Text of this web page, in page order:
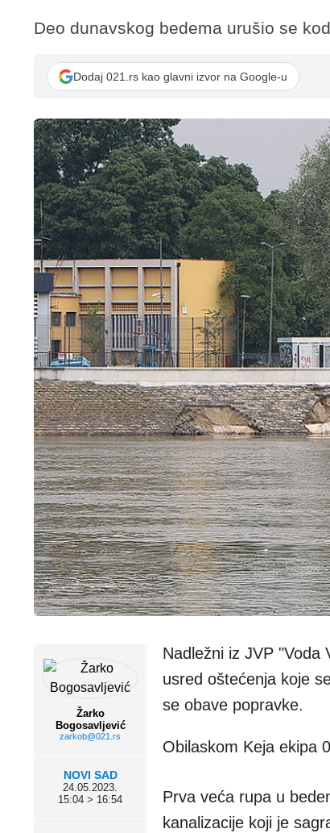
Žarko
Bogosavljević
zarkob@021.rs
NOVI SAD
24.05.2023.
15:04 > 16:54
Deo dunavskog bedema urušio se
Dodaj 021.rs kao glavni izvor na Google-u
Nadležni iz JVP "Voda
usred oštećenja koje
se obave popravke.
Obilaskom Keja ekipa
Prva veća rupa u
kanalizacije koji je